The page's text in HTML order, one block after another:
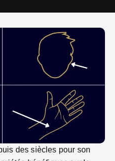
des siècles pour son